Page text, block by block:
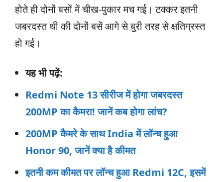
होते ही दोनों बसों में चीख-पुकार मच गई। टक्कर इतनी
जबरदस्त थी की दोनों बसें आगे से बुरी तरह से क्षतिग्रस्त
हो गई।
यह भी पढ़ें:
Redmi Note 13 सीरीज में होगा जबरदस्त
200MP का कैमरा! जानें कब होगा लांच?
200MP कैमरे के साथ India में लॉन्च हुआ
Honor 90, जानें क्या है कीमत
इतनी कम कीमत पर लॉन्च हुआ Redmi 12C, इसमें